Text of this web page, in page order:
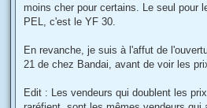
moins cher pour certains. Le seul pour
PEL, c'est le YF 30.
En revanche, je suis à l'affut de
21 de chez Bandai, avant de voir les
Edit : Les vendeurs qui doublent les